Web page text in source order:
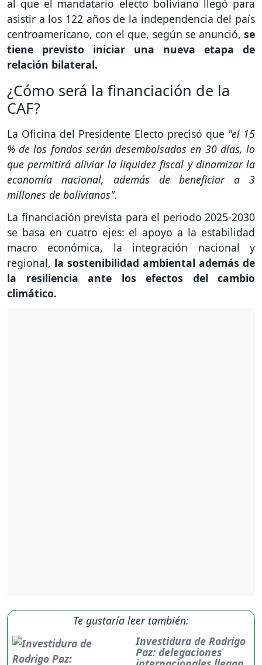
al que el mandatario electo boliviano llegó para
asistir a los 122 años de la independencia del país
centroamericano, con el que, según se anunció, se
tiene previsto iniciar una nueva etapa de
relación bilateral.
¿Cómo será la financiación de la
CAF?
La Oficina del Presidente Electo precisó que "el 15
% de los fondos serán desembolsados en 30 días, lo
que permitirá aliviar la liquidez fiscal y dinamizar la
economía nacional, además de beneficiar a 3
millones de bolivianos".
La financiación prevista para el periodo 2025-2030
se basa en cuatro ejes: el apoyo a la estabilidad
macro económica, la integración nacional y
regional, la sostenibilidad ambiental además de
la resiliencia ante los efectos del cambio
climático.
Te gustaría leer también:
Investidura de Rodrigo
Paz: delegaciones